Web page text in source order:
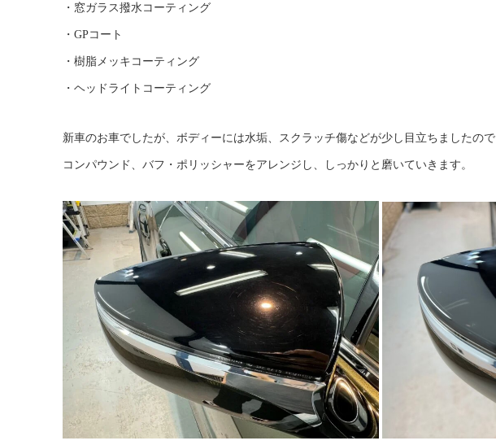
・窓ガラス撥水コーティング
・GPコート
・樹脂メッキコーティング
・ヘッドライトコーティング
新車のお車でしたが、ボディーには水垢、スクラッチ傷などが少し目立ちましたので
コンパウンド、バフ・ポリッシャーをアレンジし、しっかりと磨いていきます。